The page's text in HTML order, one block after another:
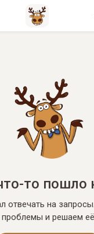
то пошло
отвечать на
проблемы и решаем